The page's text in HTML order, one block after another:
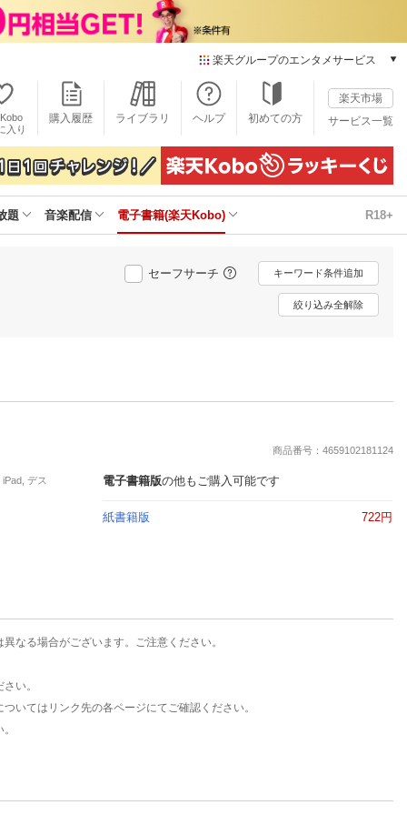
楽天グループのエンタメサービス
本/ゲーム/CD/DVD
楽天ブックス
電子書籍
楽天Kobo
雑誌読み放題
楽天ミュージック
動画配信
楽天TV
動画配信ガイド
推し楽
入り
購入履歴 ライブラリ ヘルプ 初めての方
楽天市場
サービス一覧
題 音楽配信 電子書籍(楽天Kobo) R18+
セーフサーチ キーワード条件追加
絞り込み全解除
商品番号：4659102181124
デス
電子書籍版の他もご購入可能です
紙書籍版 722円
なる場合がございます。ご注意ください。
い。
いてはリンク先の各ページにてご確認ください。